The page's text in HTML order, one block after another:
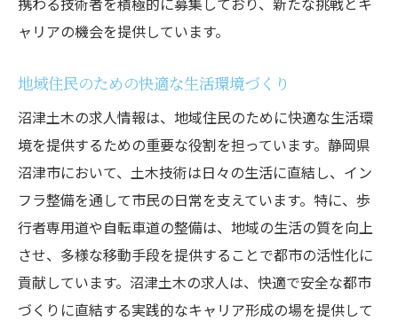
ャリアの機会を提供しています。
地域住民のための快適な生活環境づくり
沼津土木の求人情報は、地域住民のために快適な生活環
境を提供するための重要な役割を担っています。静岡県
沼津市において、土木技術は日々の生活に直結し、イン
フラ整備を通して市民の日常を支えています。特に、歩
行者専用道や自転車道の整備は、地域の生活の質を向上
させ、多様な移動手段を提供することで都市の活性化に
貢献しています。沼津土木の求人は、快適で安全な都市
づくりに直結する実践的なキャリア形成の場を提供して